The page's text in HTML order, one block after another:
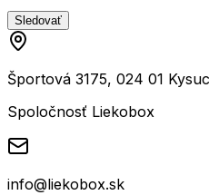
Sledovať
Športová 3175, 024 01
Spoločnosť Liekobox
info@liekobox.sk